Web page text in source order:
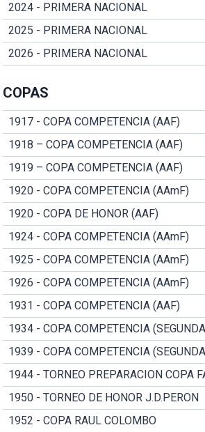
2024 - PRIMERA NACIONAL
2025 - PRIMERA NACIONAL
2026 - PRIMERA NACIONAL
COPAS
1917 - COPA COMPETENCIA (AAF)
1918 – COPA COMPETENCIA (AAF)
1919 – COPA COMPETENCIA (AAF)
1920 - COPA COMPETENCIA (AAmF)
1920 - COPA DE HONOR (AAF)
1924 - COPA COMPETENCIA (AAmF)
1925 - COPA COMPETENCIA (AAmF)
1926 - COPA COMPETENCIA (AAmF)
1931 - COPA COMPETENCIA (AAF)
1934 - COPA COMPETENCIA
1939 - COPA COMPETENCIA
1944 - TORNEO PREPARACION COPA
1950 - TORNEO DE HONOR J.D.PERON
1952 - COPA RAUL COLOMBO